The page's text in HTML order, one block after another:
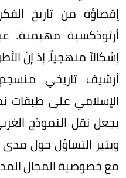
إقصاؤه من تاريخ
أرثوذكسية مهيمنة.
إشكالاً منهجياً، إذ إنّ
أرشيف تاريخي
الإسلامي على طبقات
يجعل نقل النموذج
ويثير التساؤل حول
مع خصوصية المجال